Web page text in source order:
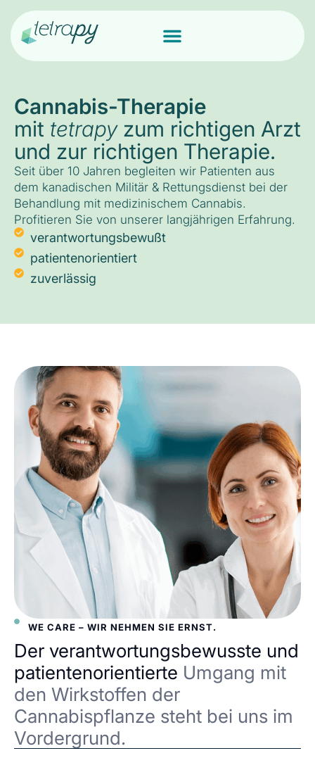
Cannabis-Therapie
mit tetrapyzum richtigen Arzt
und zur richtigen Therapie.
Seit über 10 Jahren begleiten wir Patienten aus
dem kanadischen Militär & Rettungsdienst bei der
Behandlung mit medizinischem Cannabis.
Profitieren Sie von unserer langjährigen Erfahrung.
verantwortungsbewußt
patientenorientiert
zuverlässig
WE CARE – WIR NEHMEN SIE ERNST.
Der verantwortungsbewusste und
patientenorientierte Umgang mit
den Wirkstoffen der
Cannabispflanze steht bei uns im
Vordergrund.